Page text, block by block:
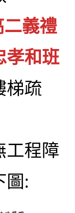
義禮
孝和班
梯疏
工程障
圖: